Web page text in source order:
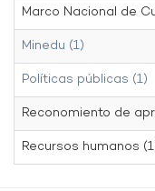
Marco Nacional de
Minedu (1)
Políticas públicas (1)
Reconomiento de
Recursos humanos